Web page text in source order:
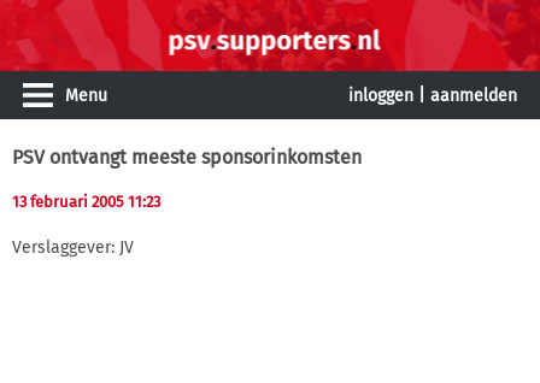
Menu inloggen aanmelden
PSV ontvangt meeste sponsorinkomsten
13 februari 2005 11:23
Verslaggever: JV